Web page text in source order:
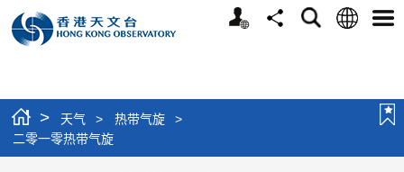
个
分
搜
语
选
> 天气 > 热带气旋
>
二零一零热带气旋